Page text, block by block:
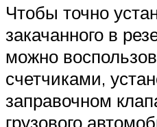
Чтобы точно
закачанного в
можно
счетчиками,
заправочном
грузового